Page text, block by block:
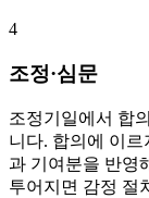
4
조정·심문
조정기일에서 합
니다. 합의에 이
과 기여분을 반영
투어지면 감정 절